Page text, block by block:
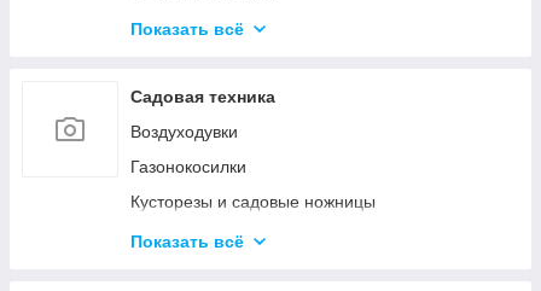
Светодиодные линейные светильники
Настольные лампы
Наружное и промышленное освещение
Светодиодные фонарики
Светодиодные ленты
Умное освещение
Показать всё
Садовая техника
Воздуходувки
Газонокосилки
Кусторезы и садовые ножницы
Пилы цепные
Показать всё